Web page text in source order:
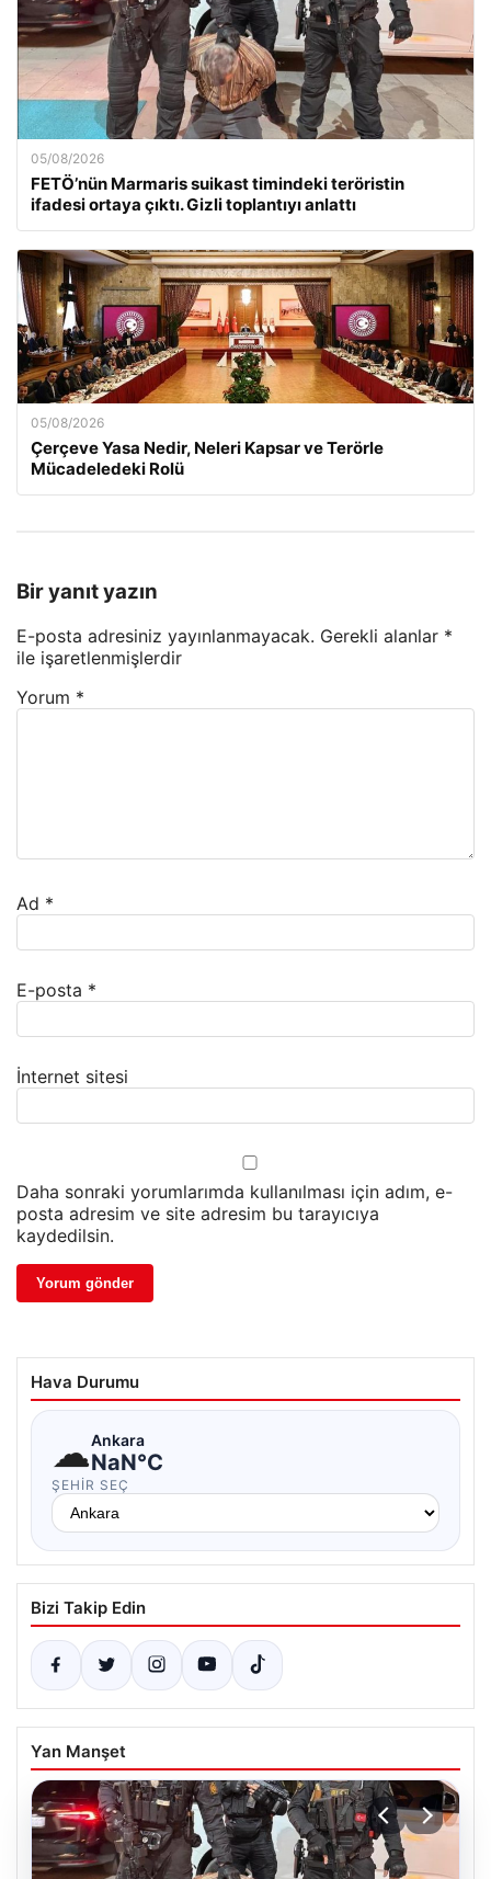
05/08/2026
FETÖ’nün Marmaris suikast timindeki teröristin
ifadesi ortaya çıktı. Gizli toplantıyı anlattı
05/08/2026
Çerçeve Yasa Nedir, Neleri Kapsar ve Terörle
Mücadeledeki Rolü
Bir yanıt yazın
E-posta adresiniz yayınlanmayacak. Gerekli alanlar *
ile işaretlenmişlerdir
Yorum *
Ad *
E-posta *
İnternet sitesi
Daha sonraki yorumlarımda kullanılması için adım, e-
posta adresim ve site adresim bu tarayıcıya
kaydedilsin.
Hava Durumu
☁Ankara
NaN°C
ŞEHIR SEÇ
Bizi Takip Edin
Yan Manşet